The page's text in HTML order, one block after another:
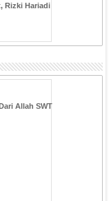
Rizki Hariadi
Allah SWT